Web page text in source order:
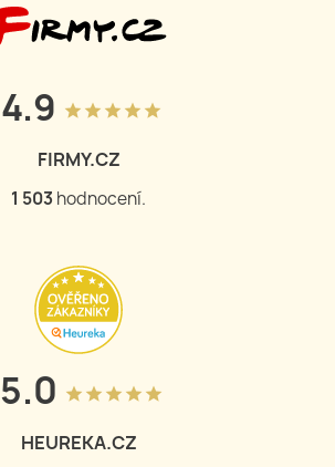
4.9 grade grade grade grade grade
FIRMY.CZ
1 503 hodnocení.
5.0 grade grade grade grade grade
HEUREKA.CZ